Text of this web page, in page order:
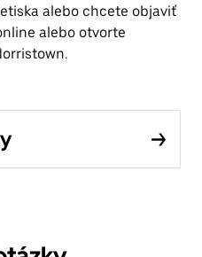
alebo chcete objaviť
alebo otvorte